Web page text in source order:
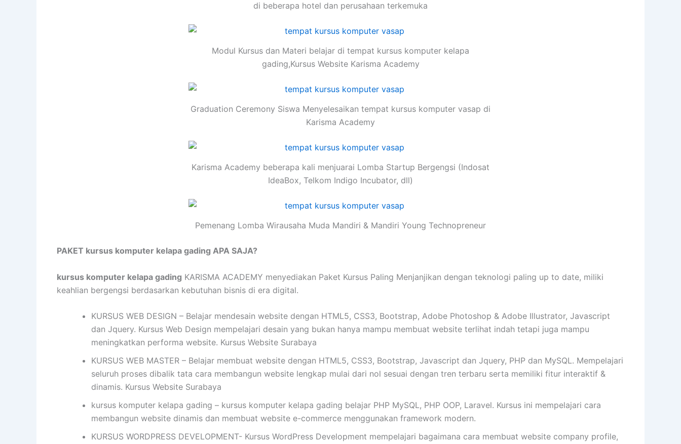
di beberapa hotel dan perusahaan terkemuka
Modul Kursus dan Materi belajar di tempat kursus komputer kelapa
gading,Kursus Website Karisma Academy
Graduation Ceremony Siswa Menyelesaikan tempat kursus komputer vasap di
Karisma Academy
Karisma Academy beberapa kali menjuarai Lomba Startup Bergengsi (Indosat
IdeaBox, Telkom Indigo Incubator, dll)
Pemenang Lomba Wirausaha Muda Mandiri & Mandiri Young Technopreneur
PAKET kursus komputer kelapa gading APA SAJA?
kursus komputer kelapa gading KARISMA ACADEMY menyediakan Paket Kursus Paling Menjanjikan dengan teknologi paling up to date, miliki
keahlian bergengsi berdasarkan kebutuhan bisnis di era digital.
KURSUS WEB DESIGN – Belajar mendesain website dengan HTML5, CSS3, Bootstrap, Adobe Photoshop & Adobe Illustrator, Javascript
dan Jquery. Kursus Web Design mempelajari desain yang bukan hanya mampu membuat website terlihat indah tetapi juga mampu
meningkatkan performa website. Kursus Website Surabaya
KURSUS WEB MASTER – Belajar membuat website dengan HTML5, CSS3, Bootstrap, Javascript dan Jquery, PHP dan MySQL. Mempelajari
seluruh proses dibalik tata cara membangun website lengkap mulai dari nol sesuai dengan tren terbaru serta memiliki fitur interaktif &
dinamis. Kursus Website Surabaya
kursus komputer kelapa gading – kursus komputer kelapa gading belajar PHP MySQL, PHP OOP, Laravel. Kursus ini mempelajari cara
membangun website dinamis dan membuat website e-commerce menggunakan framework modern.
KURSUS WORDPRESS DEVELOPMENT- Kursus WordPress Development mempelajari bagaimana cara membuat website company profile,